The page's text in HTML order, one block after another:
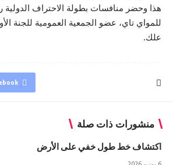
هذا وحضر منافسات بطولة الاحتراف الدولية
للمواي تاي، عضو الجمعية العمومية للجنة
علك.
منشورات ذات صلة
اكتشاف خط طول خفي على الأرض